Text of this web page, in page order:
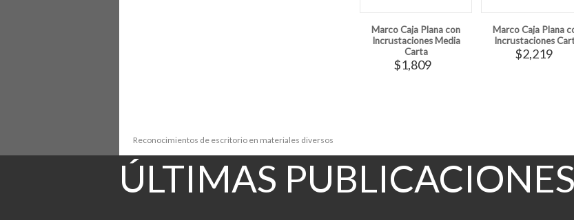
Marco Caja Plana con
Incrustaciones Media
Carta
$1,809
Marco Caja Plana
Incrustaciones
$2,219
Reconocimientos de escritorio en materiales diversos
ÚLTIMAS PUBLICACIONES